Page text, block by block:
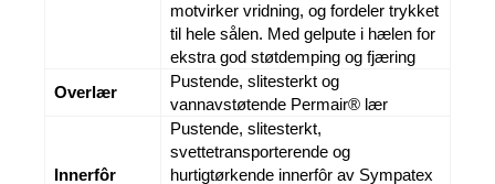
motvirker vridning, og fordeler trykket
til hele sålen. Med gelpute i hælen for
ekstra god støtdemping og fjæring
Overlær
Pustende, slitesterkt og
vannavstøtende Permair® lær
Innerfôr
Pustende, slitesterkt,
svettetransporterende og
hurtigtørkende innerfôr av Sympatex